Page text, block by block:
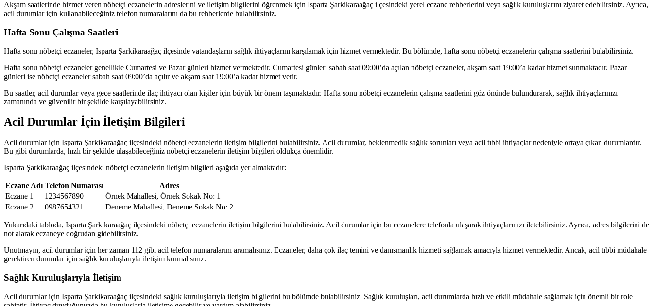
Akşam saatlerinde hizmet veren nöbetçi eczanelerin adreslerini ve iletişim bilgilerini öğrenmek için Isparta Şarkikaraağaç ilçesindeki yerel eczane rehberlerini veya sağlık kuruluşlarını ziyaret edebilirsiniz. Ayrıca,
acil durumlar için kullanabileceğiniz telefon numaralarını da bu rehberlerde bulabilirsiniz.
Hafta Sonu Çalışma Saatleri
Hafta sonu nöbetçi eczaneler, Isparta Şarkikaraağaç ilçesinde vatandaşların sağlık ihtiyaçlarını karşılamak için hizmet vermektedir. Bu bölümde, hafta sonu nöbetçi eczanelerin çalışma saatlerini bulabilirsiniz.
Hafta sonu nöbetçi eczaneler genellikle Cumartesi ve Pazar günleri hizmet vermektedir. Cumartesi günleri sabah saat 09:00’da açılan nöbetçi eczaneler, akşam saat 19:00’a kadar hizmet sunmaktadır. Pazar
günleri ise nöbetçi eczaneler sabah saat 09:00’da açılır ve akşam saat 19:00’a kadar hizmet verir.
Bu saatler, acil durumlar veya gece saatlerinde ilaç ihtiyacı olan kişiler için büyük bir önem taşımaktadır. Hafta sonu nöbetçi eczanelerin çalışma saatlerini göz önünde bulundurarak, sağlık ihtiyaçlarınızı
zamanında ve güvenilir bir şekilde karşılayabilirsiniz.
Acil Durumlar İçin İletişim Bilgileri
Acil durumlar için Isparta Şarkikaraağaç ilçesindeki nöbetçi eczanelerin iletişim bilgilerini bulabilirsiniz. Acil durumlar, beklenmedik sağlık sorunları veya acil tıbbi ihtiyaçlar nedeniyle ortaya çıkan durumlardır.
Bu gibi durumlarda, hızlı bir şekilde ulaşabileceğiniz nöbetçi eczanelerin iletişim bilgileri oldukça önemlidir.
Isparta Şarkikaraağaç ilçesindeki nöbetçi eczanelerin iletişim bilgileri aşağıda yer almaktadır:
Eczane Adı Telefon Numarası
Adres
Eczane 1
1234567890
Örnek Mahallesi, Örnek Sokak No: 1
Eczane 2
0987654321 Deneme Mahallesi, Deneme Sokak No: 2
Yukarıdaki tabloda, Isparta Şarkikaraağaç ilçesindeki nöbetçi eczanelerin iletişim bilgilerini bulabilirsiniz. Acil durumlar için bu eczanelere telefonla ulaşarak ihtiyaçlarınızı iletebilirsiniz. Ayrıca, adres bilgilerini de
not alarak eczaneye doğrudan gidebilirsiniz.
Unutmayın, acil durumlar için her zaman 112 gibi acil telefon numaralarını aramalısınız. Eczaneler, daha çok ilaç temini ve danışmanlık hizmeti sağlamak amacıyla hizmet vermektedir. Ancak, acil tıbbi müdahale
gerektiren durumlar için sağlık kuruluşlarıyla iletişim kurmalısınız.
Sağlık Kuruluşlarıyla İletişim
Acil durumlar için Isparta Şarkikaraağaç ilçesindeki sağlık kuruluşlarıyla iletişim bilgilerini bu bölümde bulabilirsiniz. Sağlık kuruluşları, acil durumlarda hızlı ve etkili müdahale sağlamak için önemli bir role